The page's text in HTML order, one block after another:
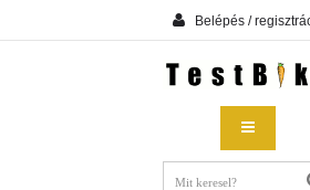
Belépés /